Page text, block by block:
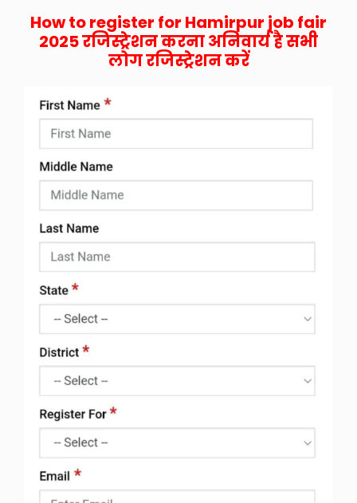
How to register for Hamirpur job fair
2025 रजिस्ट्रेशन करना अनिवार्य है सभी
लोग रजिस्ट्रेशन करें